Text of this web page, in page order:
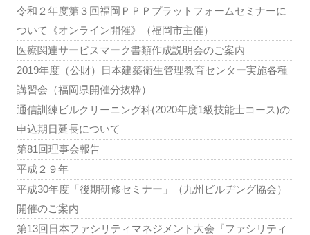
令和２年度第３回福岡ＰＰＰプラットフォームセミナーに
ついて《オンライン開催》（福岡市主催）
医療関連サービスマーク書類作成説明会のご案内
2019年度（公財）日本建築衛生管理教育センター実施各種
講習会（福岡県開催分抜粋）
通信訓練ビルクリーニング科(2020年度1級技能士コース)の
申込期日延長について
第81回理事会報告
平成２９年
平成30年度「後期研修セミナー」（九州ビルヂング協会）
開催のご案内
第13回日本ファシリティマネジメント大会『ファシリティ